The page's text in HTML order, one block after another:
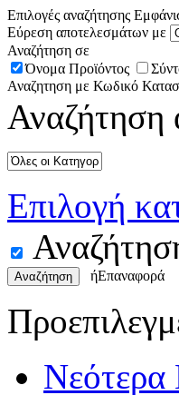
Επιλογές αναζήτησης
Εύρεση αποτελεσμάτων με
Αναζήτηση σε
Όνομα Προϊόντος
Αναζητηση με Κωδικό
Αναζήτηση
Επιλογή
Αναζήτηση ήΕπαναφορά